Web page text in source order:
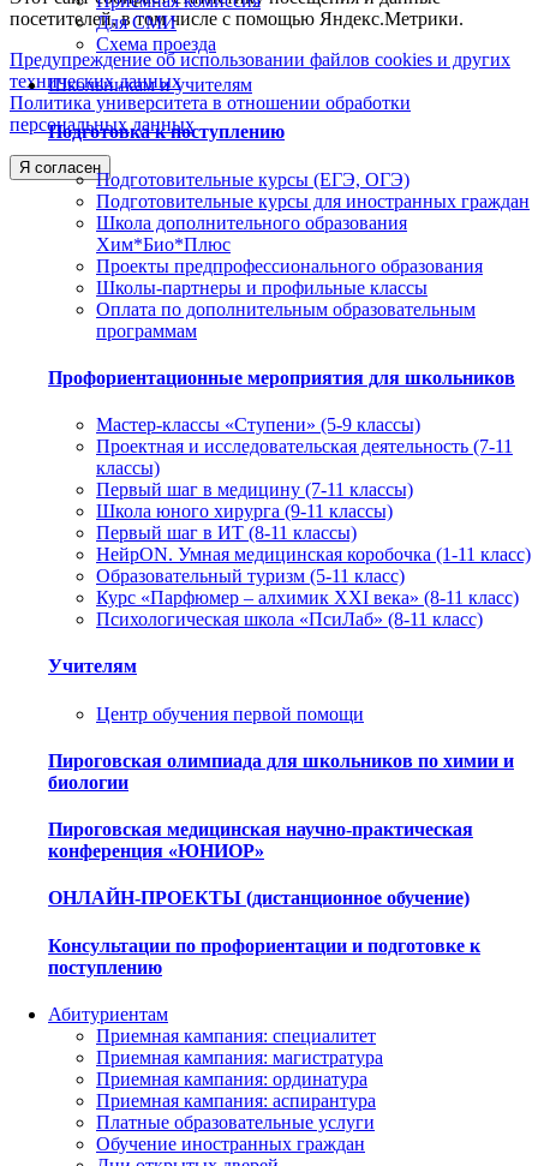
Для СМИ
Схема проезда
Школьникам и учителям
Подготовка к поступлению
Подготовительные курсы (ЕГЭ, ОГЭ)
Подготовительные курсы для иностранных граждан
Школа дополнительного образования
Хим*Био*Плюс
Проекты предпрофессионального образования
Школы-партнеры и профильные классы
Оплата по дополнительным образовательным
программам
Профориентационные мероприятия для школьников
Мастер-классы «Ступени» (5-9 классы)
Проектная и исследовательская деятельность (7-11
классы)
Первый шаг в медицину (7-11 классы)
Школа юного хирурга (9-11 классы)
Первый шаг в ИТ (8-11 классы)
НейрON. Умная медицинская коробочка (1-11 класс)
Образовательный туризм (5-11 класс)
Курс «Парфюмер – алхимик XXI века» (8-11 класс)
Психологическая школа «ПсиЛаб» (8-11 класс)
Учителям
Центр обучения первой помощи
Пироговская олимпиада для школьников по химии и
биологии
Пироговская медицинская научно-практическая
конференция «ЮНИОР»
ОНЛАЙН-ПРОЕКТЫ (дистанционное обучение)
Консультации по профориентации и подготовке к
поступлению
Абитуриентам
Приемная кампания: специалитет
Приемная кампания: магистратура
Приемная кампания: ординатура
Приемная кампания: аспирантура
Платные образовательные услуги
Обучение иностранных граждан
посетителей, в том числе с помощью Яндекс.Метрики.
Предупреждение об использовании файлов cookies и других
технических данных
Политика университета в отношении обработки
персональных данных
Я согласен